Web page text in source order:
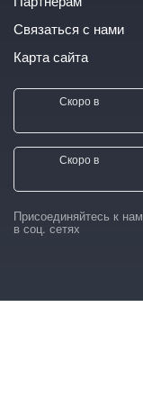
Связаться с нами
Карта сайта
Скоро в
Скоро в
Присоединяйтесь к нам
в соц. сетях